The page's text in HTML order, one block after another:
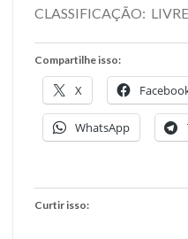
CLASSIFICAÇÃO: LIVRE
Compartilhe isso:
X
WhatsApp
Curtir isso: